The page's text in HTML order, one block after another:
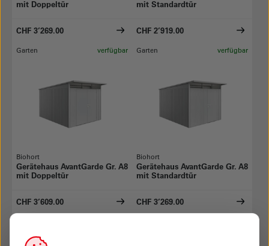
mit Doppeltür
CHF 3’269.00
mit Standardtür
CHF 2’919.00
Garten verfügbar
Biohort
Gerätehaus AvantGarde Gr. A8
mit Doppeltür
CHF 3’609.00
Garten verfügbar
Biohort
Gerätehaus AvantGarde Gr. A8
mit Standardtür
CHF 3’269.00